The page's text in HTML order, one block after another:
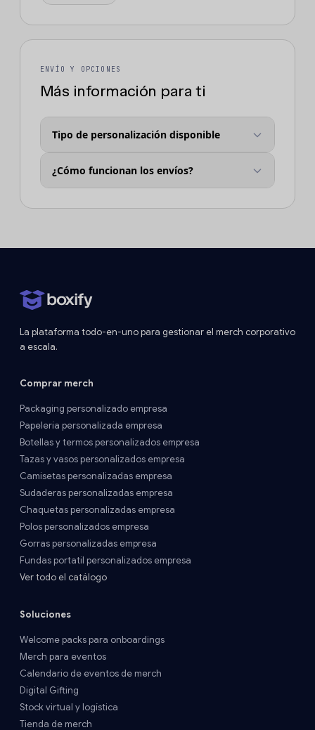
ENVÍO Y OPCIONES
Más información para ti
Tipo de personalización disponible
¿Cómo funcionan los envíos?
La plataforma todo-en-uno para gestionar el merch corporativo
a escala.
Comprar merch
Packaging personalizado empresa
Papelería personalizada empresa
Botellas y termos personalizados empresa
Tazas y vasos personalizados empresa
Camisetas personalizadas empresa
Sudaderas personalizadas empresa
Chaquetas personalizadas empresa
Polos personalizados empresa
Gorras personalizadas empresa
Fundas portatil personalizados empresa
Ver todo el catálogo
Soluciones
Welcome packs para onboardings
Merch para eventos
Calendario de eventos de merch
Digital Gifting
Stock virtual y logística
Tienda de merch